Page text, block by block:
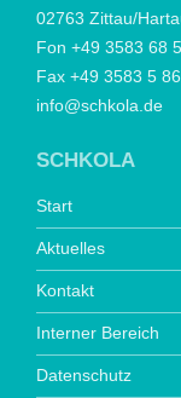
02763 Zittau/
Fon +49 3583 68
Fax +49 3583 5
info@schkola.de
SCHKOLA
Start
Aktuelles
Kontakt
Interner Bereich
Datenschutz